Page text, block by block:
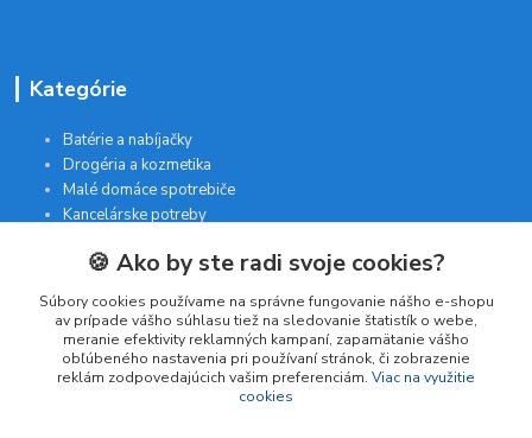
Kategórie
Batérie a nabíjačky
Drogéria a kozmetika
Malé domáce spotrebiče
Kancelárske potreby
Kontakt
INTERGAM s.r.o
Jelšová 5
🍪 Ako by ste radi svoje cookies?
Súbory cookies používame na správne fungovanie nášho e-shopu
av prípade vášho súhlasu tiež na sledovanie štatistík o webe,
meranie efektivity reklamných kampaní, zapamätanie vášho
obľúbeného nastavenia pri používaní stránok, či zobrazenie
reklám zodpovedajúcich vašim preferenciám. Viac na využitie
cookies